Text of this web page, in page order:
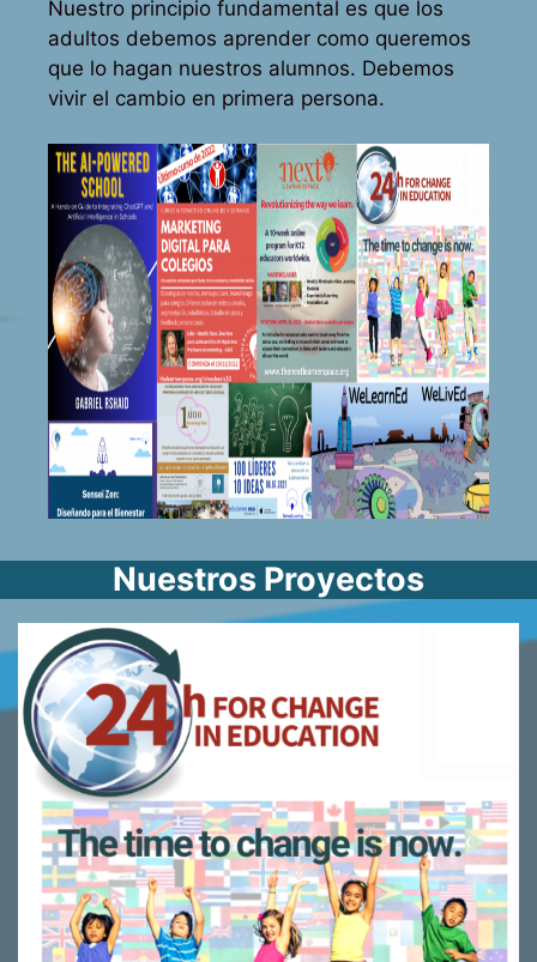
Nuestro principio fundamental es que los
adultos debemos aprender como queremos
que lo hagan nuestros alumnos. Debemos
vivir el cambio en primera persona.
Nuestros Proyectos